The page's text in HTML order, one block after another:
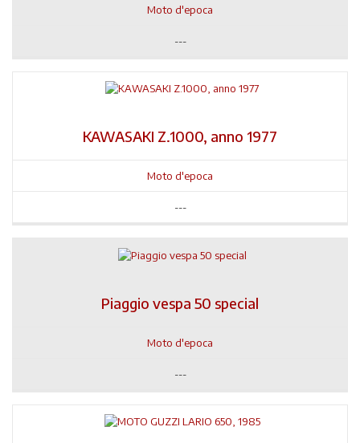
Moto d'epoca
---
KAWASAKI Z.1000, anno 1977
Moto d'epoca
---
Piaggio vespa 50 special
Moto d'epoca
---